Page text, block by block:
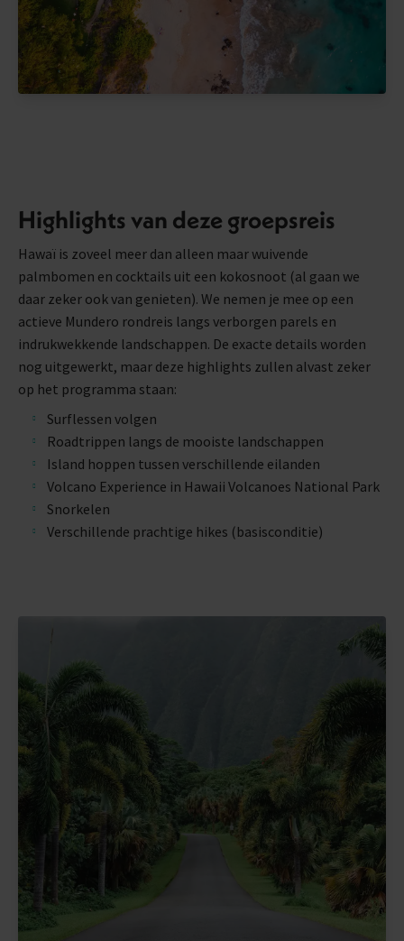
Highlights van deze groepsreis
Hawaï is zoveel meer dan alleen maar wuivende
palmbomen en cocktails uit een kokosnoot (al gaan we
daar zeker ook van genieten). We nemen je mee op een
actieve Mundero rondreis langs verborgen parels en
indrukwekkende landschappen. De exacte details worden
nog uitgewerkt, maar deze highlights zullen alvast zeker
op het programma staan:
Surflessen volgen
Roadtrippen langs de mooiste landschappen
Island hoppen tussen verschillende eilanden
Volcano Experience in Hawaii Volcanoes National Park
Snorkelen
Verschillende prachtige hikes (basisconditie)